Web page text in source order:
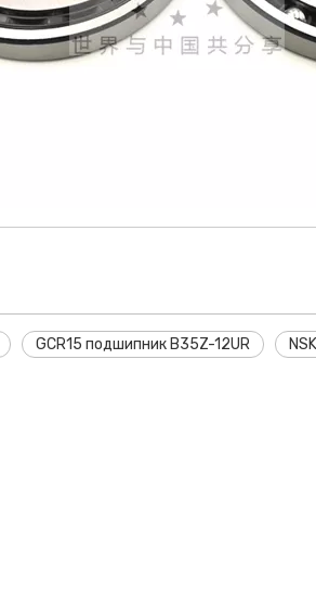
GCR15 подшипник B35Z-12UR